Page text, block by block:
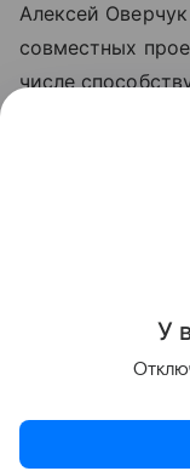
Алексей
совместных
числе
укрепления
"Реализовано
всех регионах
У